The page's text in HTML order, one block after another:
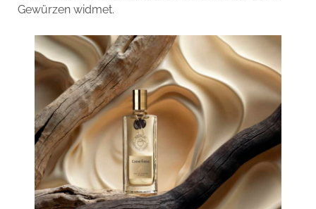
Gewürzen widmet.